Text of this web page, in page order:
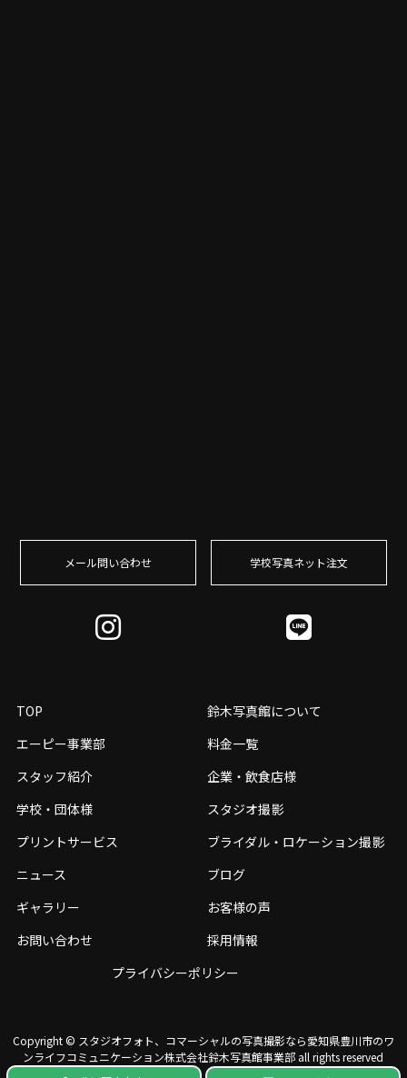
メール問い合わせ 学校写真ネット注⽂
TOP
鈴木写真館について
エーピー事業部
料金一覧
スタッフ紹介
企業・飲食店様
学校・団体様
スタジオ撮影
プリントサービス
ブライダル・ロケーション撮影
ニュース
ブログ
ギャラリー
お客様の声
お問い合わせ
採用情報
プライバシーポリシー
Copyright © スタジオフォト、コマーシャルの写真撮影なら愛知県豊川市のワ
ンライフコミュニケーション株式会社鈴⽊写真館事業部 all rights reserved